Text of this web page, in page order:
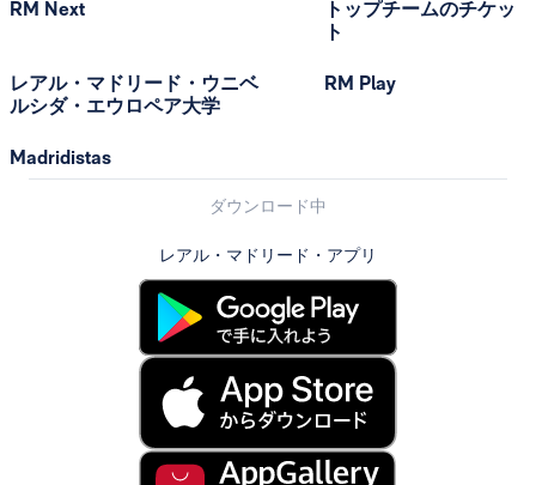
RM Next
レアル・マドリード・ウニベ
ルシダ・エウロペア大学
Madridistas
トップチームのチケッ
ト
RM Play
ダウンロード中
レアル・マドリード・アプリ